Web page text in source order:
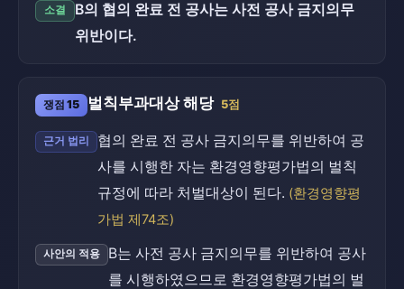
소결
B의 협의 완료 전 공사는 사전 공사 금지의무
위반이다.
쟁점 15 벌칙부과대상 해당 5점
근거 법리
협의 완료 전 공사 금지의무를 위반하여 공
사를 시행한 자는 환경영향평가법의 벌칙
규정에 따라 처벌대상이 된다. (환경영향평
가법 제74조)
사안의 적용
B는 사전 공사 금지의무를 위반하여 공사
를 시행하였으므로 환경영향평가법의 벌